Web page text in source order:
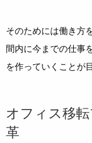
そのためには働き方
間内に今までの仕事
を作っていくことが
オフィス移
革